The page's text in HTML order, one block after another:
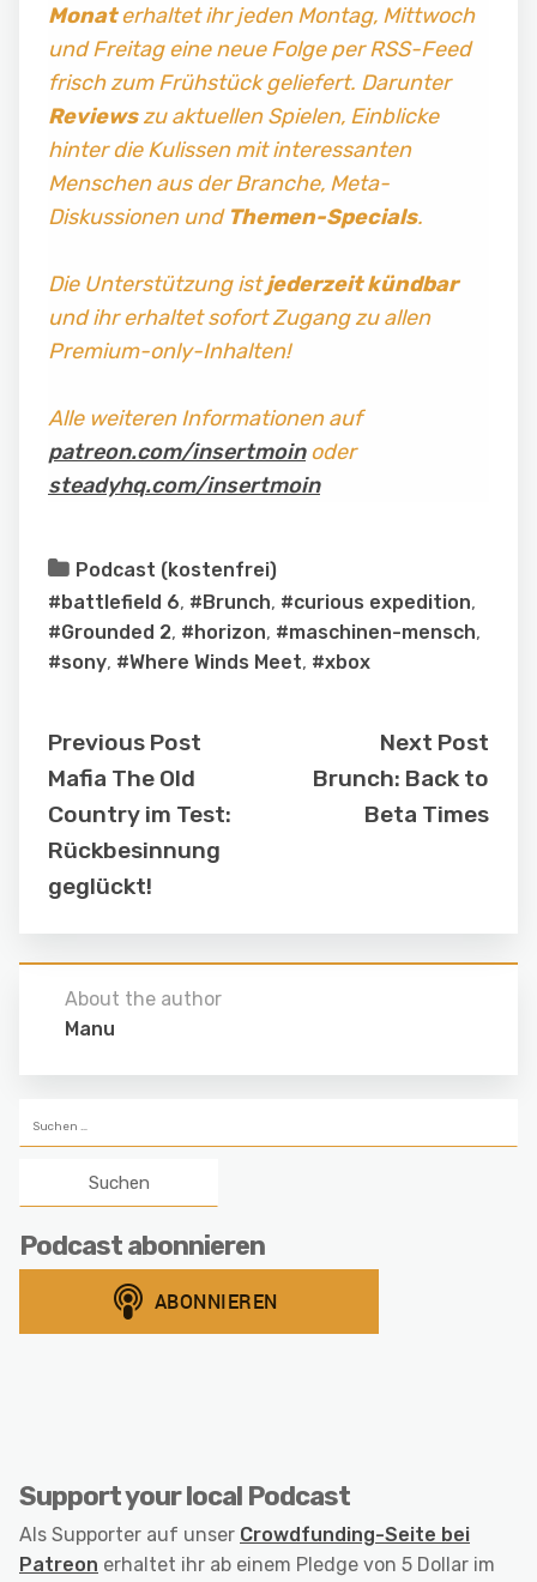
Monaterhaltet ihr jeden Montag, Mittwoch
und Freitag eine neue Folge per RSS-Feed
frisch zum Frühstück geliefert. Darunter
Reviewszu aktuellen Spielen, Einblicke
hinter die Kulissen mit interessanten
Menschen aus der Branche, Meta-
Diskussionen und Themen-Specials.
Die Unterstützung istjederzeit kündbar
und ihr erhaltet sofort Zugang zu allen
Premium-only-Inhalten!
Alle weiteren Informationen auf
patreon.com/insertmoinoder
steadyhq.com/insertmoin
Podcast (kostenfrei)
#battlefield 6, #Brunch, #curious expedition,
#Grounded 2, #horizon, #maschinen-mensch,
#sony, #Where Winds Meet, #xbox
Previous Post
Mafia The Old
Country im Test:
Rückbesinnung
geglückt!
Next Post
Brunch: Back to
Beta Times
About the author
Manu
nach:
Podcast abonnieren
Support your local Podcast
Als Supporter auf unser Crowdfunding-Seite bei
Patreon erhaltet ihr ab einem Pledge von 5 Dollar im